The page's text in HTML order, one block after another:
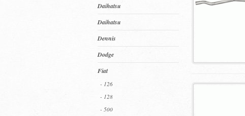
Daihatsu
Daihatsu
Dennis
Dodge
Fiat
- 126
- 128
- 500